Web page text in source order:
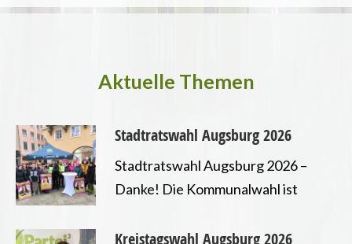
Aktuelle Themen
Stadtratswahl Augsburg 2026
Stadtratswahl Augsburg 2026 –
Danke! Die Kommunalwahl ist
sehr erneut ein Mandat im
Kreistagswahl Augsburg 2026